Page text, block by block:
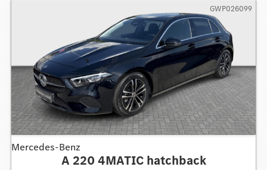
Mercedes-Benz
A 220 4MATIC hatchback
GWP026099